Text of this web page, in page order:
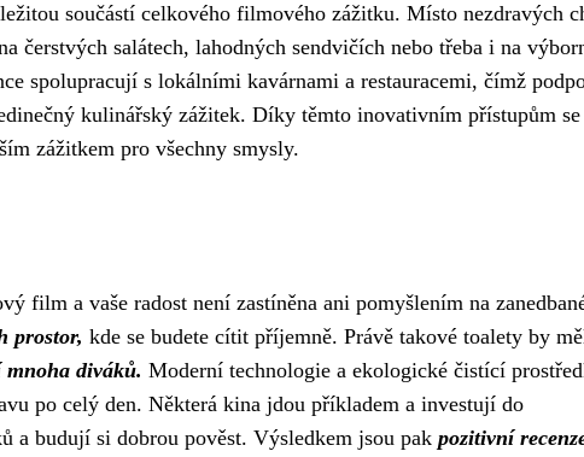
součástí celkového filmového zážitku. Místo nezdravých
čerstvých salátech, lahodných sendvičích nebo třeba i na
spolupracují s lokálními kavárnami a restauracemi, čímž
kulinářský zážitek. Díky těmto inovativním přístupům se
zážitkem pro všechny smysly.
film a vaše radost není zastíněna ani pomyšlením na
prostor, kde se budete cítit příjemně. Právě takové toalety by
diváků. Moderní technologie a ekologické čistící
po celý den. Některá kina jdou příkladem a investují do
a budují si dobrou pověst. Výsledkem jsou pak pozitivní